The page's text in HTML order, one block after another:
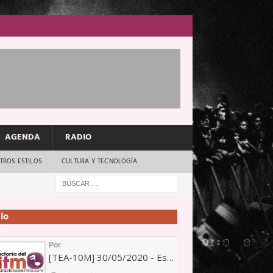
AGENDA RADIO
ESTILOS CULTURA Y TECNOLOGÍA